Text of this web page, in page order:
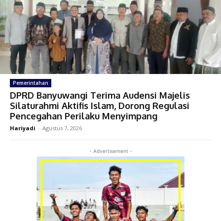
Pemerintahan
DPRD Banyuwangi Terima Audensi Majelis
Silaturahmi Aktifis Islam, Dorong Regulasi
Pencegahan Perilaku Menyimpang
Hariyadi - Agustus 7, 2026
- Advertisement -